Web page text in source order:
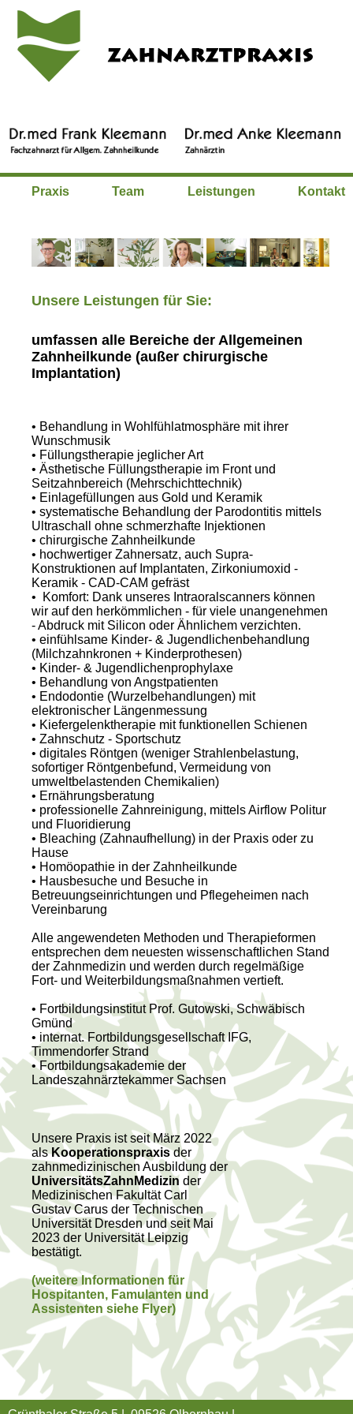
Praxis Team Leistungen Kontakt
Unsere Leistungen für Sie:
umfassen alle Bereiche der Allgemeinen
Zahnheilkunde (außer chirurgische
Implantation)
• Behandlung in Wohlfühlatmosphäre mit ihrer
Wunschmusik
• Füllungstherapie jeglicher Art
• Ästhetische Füllungstherapie im Front und
Seitzahnbereich (Mehrschichttechnik)
• Einlagefüllungen aus Gold und Keramik
• systematische Behandlung der Parodontitis mittels
Ultraschall ohne schmerzhafte Injektionen
• chirurgische Zahnheilkunde
• hochwertiger Zahnersatz, auch Supra-
Konstruktionen auf Implantaten, Zirkoniumoxid -
Keramik - CAD-CAM gefräst
• Komfort: Dank unseres Intraoralscanners können
wir auf den herkömmlichen - für viele unangenehmen
- Abdruck mit Silicon oder Ähnlichem verzichten.
• einfühlsame Kinder- & Jugendlichenbehandlung
(Milchzahnkronen + Kinderprothesen)
• Kinder- & Jugendlichenprophylaxe
• Behandlung von Angstpatienten
• Endodontie (Wurzelbehandlungen) mit
elektronischer Längenmessung
• Kiefergelenktherapie mit funktionellen Schienen
• Zahnschutz - Sportschutz
• digitales Röntgen (weniger Strahlenbelastung,
sofortiger Röntgenbefund, Vermeidung von
umweltbelastenden Chemikalien)
• Ernährungsberatung
• professionelle Zahnreinigung, mittels Airflow Politur
und Fluoridierung
• Bleaching (Zahnaufhellung) in der Praxis oder zu
Hause
• Homöopathie in der Zahnheilkunde
• Hausbesuche und Besuche in
Betreuungseinrichtungen und Pflegeheimen nach
Vereinbarung
Alle angewendeten Methoden und Therapieformen
entsprechen dem neuesten wissenschaftlichen Stand
der Zahnmedizin und werden durch regelmäßige
Fort- und Weiterbildungsmaßnahmen vertieft.
• Fortbildungsinstitut Prof. Gutowski, Schwäbisch
Gmünd
• internat. Fortbildungsgesellschaft IFG,
Timmendorfer Strand
• Fortbildungsakademie der
Landeszahnärztekammer Sachsen
Unsere Praxis ist seit März 2022
alsKooperationspraxisder
zahnmedizinischen Ausbildung der
UniversitätsZahnMedizin der
Medizinischen Fakultät Carl
Gustav Carus der Technischen
Universität Dresden und seit Mai
2023 der Universität Leipzig
bestätigt.
(weitere Informationen für
Hospitanten, Famulanten und
Assistenten siehe Flyer)